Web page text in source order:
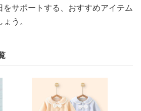
サポートする、おすすめアイテム
う。